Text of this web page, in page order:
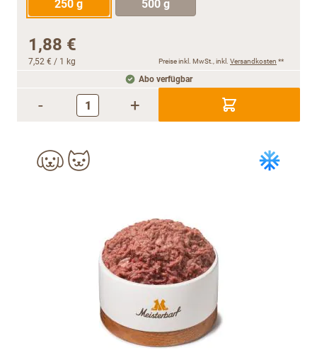
250 g 500 g
1,88 €
7,52 € / 1 kg Preise inkl. MwSt., inkl. Versandkosten **
Abo verfügbar
- +